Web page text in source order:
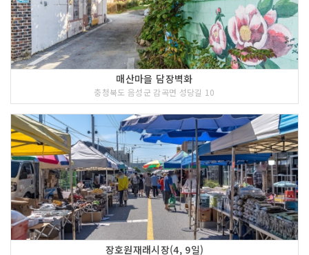
매산마을 담장벽화
충청북도 음성군 감곡면 성당길 10
장호원재래시장(4, 9일)